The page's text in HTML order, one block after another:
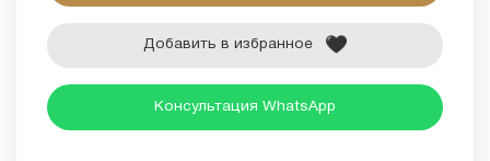
Добавить в избранное
Консультация WhatsApp